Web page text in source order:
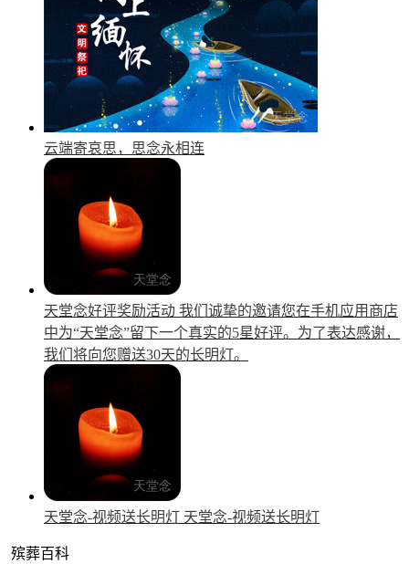
云端寄哀思，思念永相连
天堂念好评奖励活动 我们诚挚的邀请您在手机应用商店
中为“天堂念”留下一个真实的5星好评。为了表达感谢，
我们将向您赠送30天的长明灯。
天堂念-视频送长明灯 天堂念-视频送长明灯
殡葬百科